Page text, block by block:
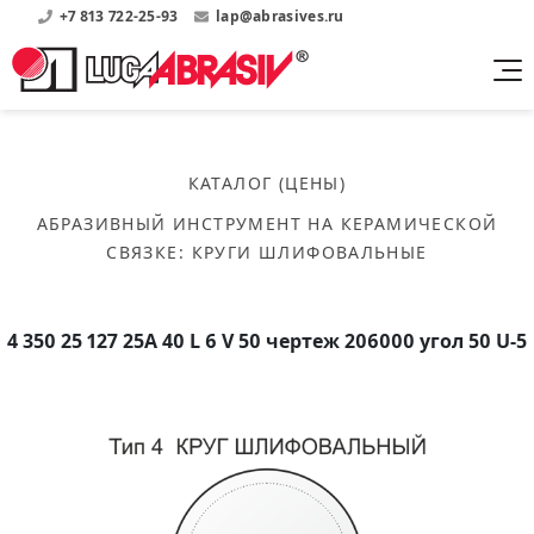
+7 813 722-25-93 lap@abrasives.ru
бакелитовой связке
Скачать каталог
Круги шлифовальные
Сегменты шлифовальные
керамической связке
Скачать каталог
Круги шлифовальные
Скачать прайсы на нашу продукцию
Нормативные документы, ГОСТы, Инструкции по
эсплуатации
Публикации
О нас
Информация о заводе
История завода
Партнеры
Список партнеров завода
Мероприятия
Контакты
КАТАЛОГ (ЦЕНЫ)
АБРАЗИВНЫЙ ИНСТРУМЕНТ НА КЕРАМИЧЕСКОЙ
СВЯЗКЕ : КРУГИ ШЛИФОВАЛЬНЫЕ
4 350 25 127 25А 40 L 6 V 50 чертеж 206000 угол 50 U-5